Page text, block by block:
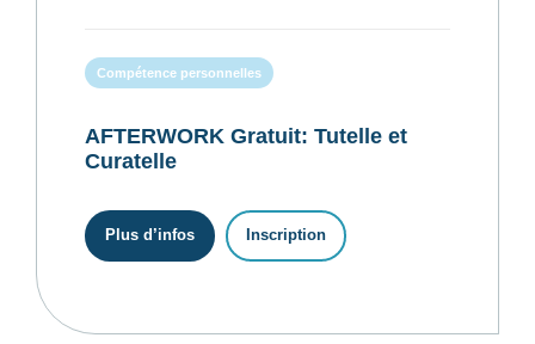
Compétence personnelles
AFTERWORK Gratuit: Tutelle et
Curatelle
Plus d’infos Inscription